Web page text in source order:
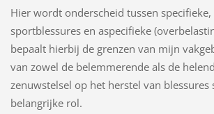
Hier wordt onderscheid tussen
sportblessures en aspecifieke
bepaalt hierbij de grenzen van mijn
van zowel de belemmerende als de
zenuwstelsel op het herstel van blessures
belangrijke rol.